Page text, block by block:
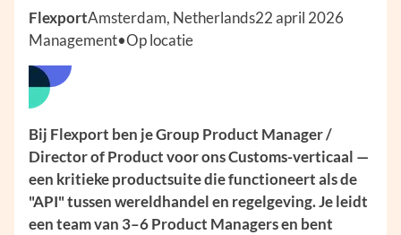
FlexportAmsterdam, Netherlands22 april 2026
Management•Op locatie
Bij Flexport ben je Group Product Manager /
Director of Product voor ons Customs-verticaal —
een kritieke productsuite die functioneert als de
"API" tussen wereldhandel en regelgeving. Je leidt
een team van 3–6 Product Managers en bent